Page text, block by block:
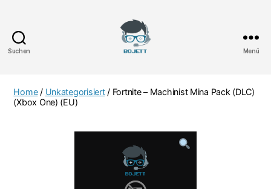
Suchen Menü
Home/ Unkategorisiert/ Fortnite – Machinist Mina Pack (DLC)
(Xbox One) (EU)